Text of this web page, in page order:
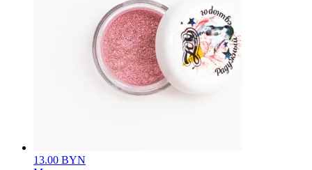
13.00 BYN